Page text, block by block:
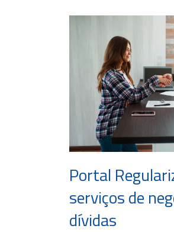
Portal
serviços de
dívidas